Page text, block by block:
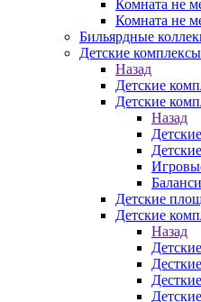
Комната не
Комната не
Бильярдные
Детские
Назад
Детские
Детские
Назад
Детские
Детские
Назад